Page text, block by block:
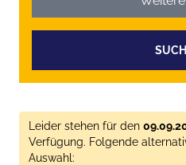
Leider stehen für den
Verfügung. Folgende
Auswahl: